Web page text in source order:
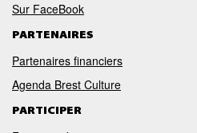
Sur FaceBook
PARTENAIRES
Partenaires financiers
Agenda Brest Culture
PARTICIPER